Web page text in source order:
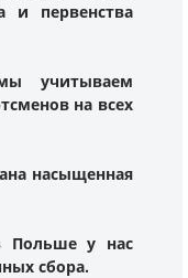
и первенства
учитываем
на всех
насыщенная
Польше у нас
сбора.